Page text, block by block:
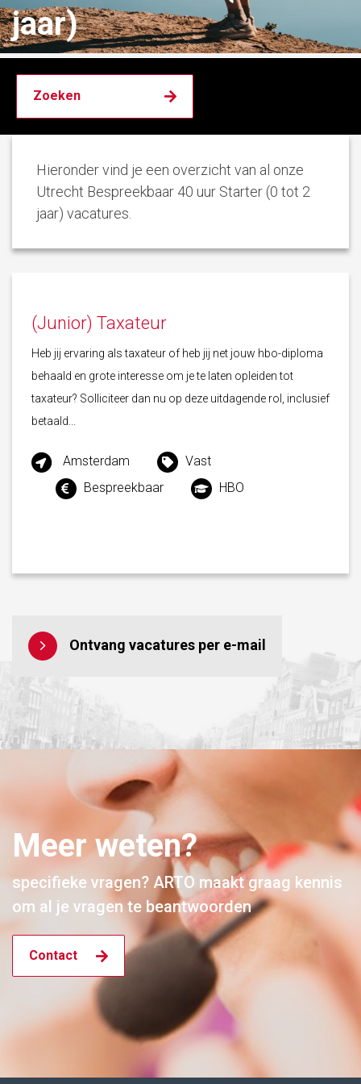
jaar)
Hieronder vind je een overzicht van al onze
Utrecht Bespreekbaar 40 uur Starter (0 tot 2
jaar) vacatures.
(Junior) Taxateur
Heb jij ervaring als taxateur of heb jij net jouw hbo-diploma
behaald en grote interesse om je te laten opleiden tot
taxateur? Solliciteer dan nu op deze uitdagende rol, inclusief
betaald...
Amsterdam
Vast
Bespreekbaar
HBO
Ontvang vacatures per e-mail
Meer weten?
specifieke vragen? ARTO maakt graag kennis
om al je vragen te beantwoorden
Contact